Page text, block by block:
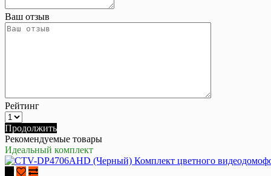
Ваш отзыв
Рейтинг
Продолжить
Рекомендуемые товары
Идеальный комплект